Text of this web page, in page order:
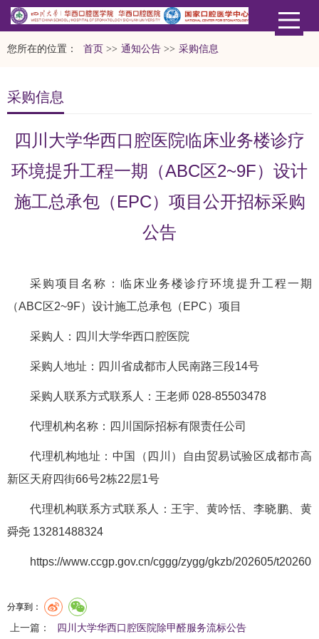
您所在的位置： 首页 >> 通知公告 >> 采购信息
采购信息
四川大学华西口腔医院临床业务楼诊疗
环境提升工程一期（ABC区2~9F）设计
施工总承包（EPC）项目公开招标采购
公告
采购项目名称：临床业务楼诊疗环境提升工程一期
（ABC区2~9F）设计施工总承包（EPC）项目
采购人：四川大学华西口腔医院
采购人地址：四川省成都市人民南路三段14号
采购人联系方式联系人：王老师 028-85503478
代理机构名称：四川国际招标有限责任公司
代理机构地址：中国（四川）自由贸易试验区成都市高
新区天府四街66号2栋22层1号
代理机构联系方式联系人：王宇、黄吟恬、李晓鹏、黄
舜尧 13281488324
https://www.ccgp.gov.cn/cggg/zygg/gkzb/202605/
分享到：
上一篇： 四川大学华西口腔医院除甲醛服务流标公告